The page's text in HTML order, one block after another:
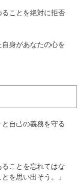
ことを絶対に拒否
身があなたの心を
自己の義務を守る
ることを忘れてはな
を思い出そう。」